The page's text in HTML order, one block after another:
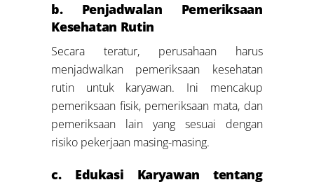
b. Penjadwalan Pemeriksaan
Kesehatan Rutin
Secara teratur, perusahaan harus
menjadwalkan pemeriksaan kesehatan
rutin untuk karyawan. Ini mencakup
pemeriksaan fisik, pemeriksaan mata, dan
pemeriksaan lain yang sesuai dengan
risiko pekerjaan masing-masing.
c. Edukasi Karyawan tentang